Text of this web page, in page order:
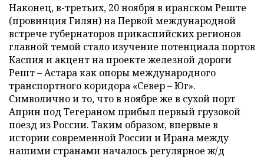
Наконец, в-третьих, 20 ноября в иранском Реште
(провинция Гилян) на Первой международной
встрече губернаторов прикаспийских регионов
главной темой стало изучение потенциала портов
Каспия и акцент на проекте железной дороги
Решт – Астара как опоры международного
транспортного коридора «Север – Юг».
Символично и то, что в ноябре же в сухой порт
Априн под Тегераном прибыл первый грузовой
поезд из России. Таким образом, впервые в
истории современной России и Ирана между
нашими странами началось регулярное ж/д